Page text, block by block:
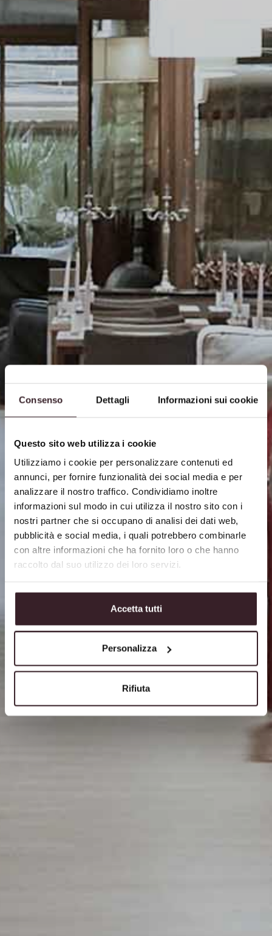
Consenso Dettagli Informazioni sui cookie
Questo sito web utilizza i cookie
Utilizziamo i cookie per personalizzare contenuti ed
annunci, per fornire funzionalità dei social media e per
analizzare il nostro traffico. Condividiamo inoltre
informazioni sul modo in cui utilizza il nostro sito con i
nostri partner che si occupano di analisi dei dati web,
pubblicità e social media, i quali potrebbero combinarle
con altre informazioni che ha fornito loro o che hanno
raccolto dal suo utilizzo dei loro servizi.
Accetta tutti
Personalizza
Rifiuta
Meeting ed Eventi